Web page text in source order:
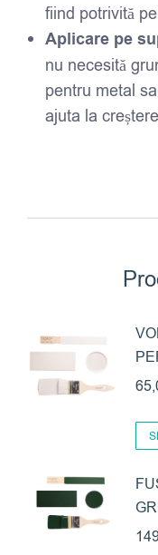
fiind potrivită
Aplicare pe
nu necesită
pentru metal
ajuta la